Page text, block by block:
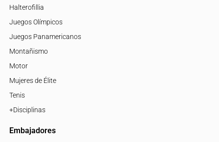
Halterofillia
Juegos Olímpicos
Juegos Panamericanos
Montañismo
Motor
Mujeres de Élite
Tenis
+Disciplinas
Embajadores